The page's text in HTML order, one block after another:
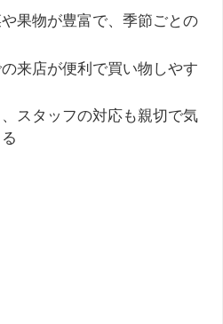
果物が豊富で、季節ごとの
来店が便利で買い物しやす
スタッフの対応も親切で気